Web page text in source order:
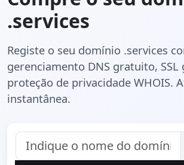
.services
Registe o seu domínio .services
gerenciamento DNS gratuito,
proteção de privacidade WHOIS.
instantânea.